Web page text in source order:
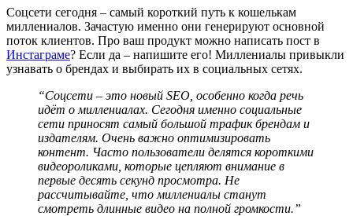
Соцсети сегодня – самый короткий путь к кошелькам
миллениалов. Зачастую именно они генерируют основной
поток клиентов. Про ваш продукт можно написать пост в
Инстаграме? Если да – напишите его! Миллениалы привыкли
узнавать о брендах и выбирать их в социальных сетях.
“Соцсети – это новый SEO, особенно когда речь
идёт о миллениалах. Сегодня именно социальные
сети приносят самый большой трафик брендам и
издателям. Очень важно оптимизировать
контент. Часто пользователи делятся короткими
видеороликами, которые цепляют внимание в
первые десять секунд просмотра. Не
рассчитывайте, что миллениалы станут
смотреть длинные видео на полной громкости.”